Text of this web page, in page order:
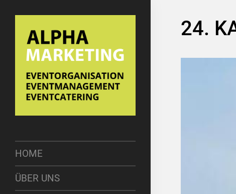
HOME
ÜBER UNS
24.